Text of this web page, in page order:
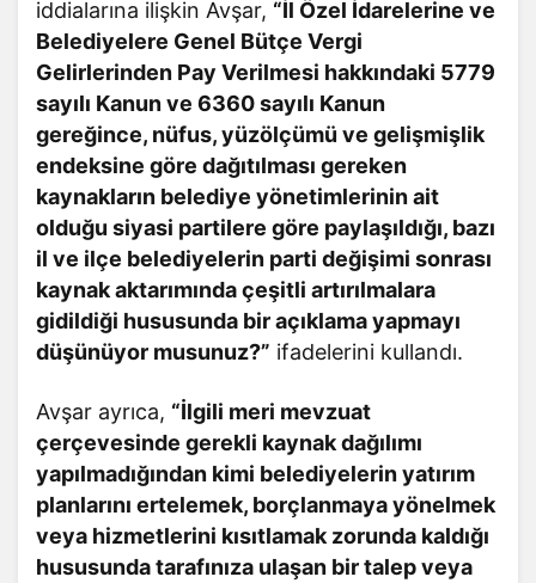
iddialarına ilişkin Avşar, “İl Özel İdarelerine ve
Belediyelere Genel Bütçe Vergi
Gelirlerinden Pay Verilmesi hakkındaki 5779
sayılı Kanun ve 6360 sayılı Kanun
gereğince, nüfus, yüzölçümü ve gelişmişlik
endeksine göre dağıtılması gereken
kaynakların belediye yönetimlerinin ait
olduğu siyasi partilere göre paylaşıldığı, bazı
il ve ilçe belediyelerin parti değişimi sonrası
kaynak aktarımında çeşitli artırılmalara
gidildiği hususunda bir açıklama yapmayı
düşünüyor musunuz?” ifadelerini kullandı.
Avşar ayrıca, “İlgili meri mevzuat
çerçevesinde gerekli kaynak dağılımı
yapılmadığından kimi belediyelerin yatırım
planlarını ertelemek, borçlanmaya yönelmek
veya hizmetlerini kısıtlamak zorunda kaldığı
hususunda tarafınıza ulaşan bir talep veya